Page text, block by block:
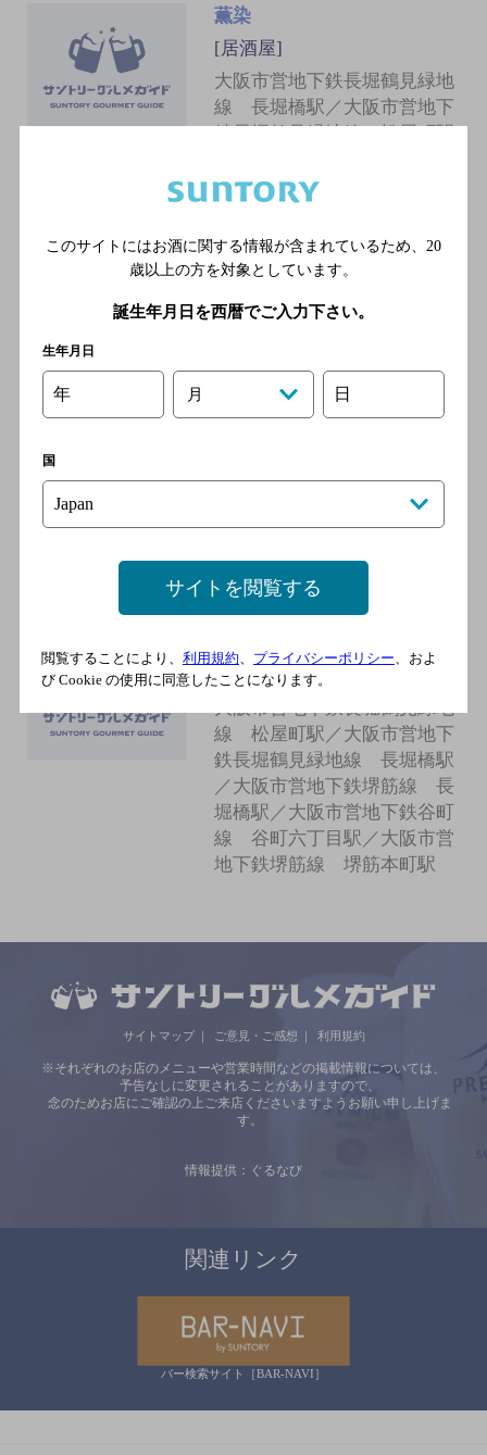
薫染
[居酒屋]
大阪市営地下鉄長堀鶴見緑地
線 長堀橋駅／大阪市営地下
鉄長堀鶴見緑地線 松屋町駅
堀橋駅／大阪市営地下鉄谷町
地下鉄堺筋線 堺筋本町駅
黎明
大阪市営地下鉄長堀鶴見緑地
線 松屋町駅／大阪市営地下
線 谷町六丁目駅／大阪市営
地下鉄長堀鶴見緑地線 長堀
線 谷町四丁目駅
[居酒屋]
大阪市営地下鉄長堀鶴見緑地
線 松屋町駅／大阪市営地下
鉄長堀鶴見緑地線 長堀橋駅
／大阪市営地下鉄堺筋線 長
堀橋駅／大阪市営地下鉄谷町
線 谷町六丁目駅／大阪市営
地下鉄堺筋線 堺筋本町駅
サイトマップ ご意見・ご感想 利用規約
※それぞれのお店のメニューや営業時間などの掲載情報については、
予告なしに変更されることがありますので、
念のためお店にご確認の上ご来店くださいますようお願い申し上げま
す。
情報提供：ぐるなび
関連リンク
バー検索サイト［BAR-NAVI］
このサイトにはお酒に関する情報が含まれているため、 20
歳以上の方を対象としています。
誕生年月日を西暦でご入力下さい。
生年月日
年 月 日
国
サイトを閲覧する
閲覧することにより、 利用規約、 プライバシーポリシー、およ
び Cookie の使用に同意したことになります。